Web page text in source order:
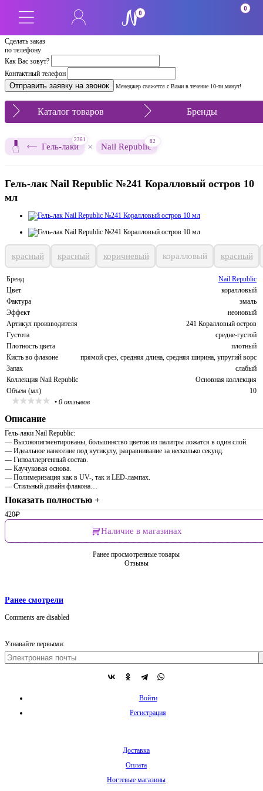
Сделать заказ
по телефону
Как Вас зовут?
Контактный телефон
Менеджер свяжется с Вами в течение 10-ти минут!
0
0
Каталог товаров Бренды
Гель-лаки
2361
× Nail Republic
82
Гель-лак Nail Republic №241 Коралловый остров 10
мл
красный красный коричневый коралловый красный
Бренд
Nail Republic
Цвет
коралловый
Фактура
эмаль
Эффект
неоновый
Артикул производителя
241 Коралловый остров
Густота
средне-густой
Плотность цвета
плотный
Кисть во флаконе
прямой срез, средняя длина, средняя ширина, упругий ворс
Запах
слабый
Коллекция Nail Republic
Основная коллекция
Объем (мл)
10
• 0 отзывов
Описание
Гель-лаки Nail Republic:
— Высокопигментированы, большинство цветов из палитры ложатся в один слой.
— Идеальное нанесение под кутикулу, разравнивание за несколько секунд.
— Гипоаллергенный состав.
— Каучуковая основа.
— Полимеризация как в UV-, так и LED-лампах.
— Стильный дизайн флакона…
Показать полностью +
420₽
Наличие в магазинах
Ранее просмотренные товары
Отзывы
Ранее смотрели
Comments are disabled
Узнавайте первыми:
Войти
Регистрация
Доставка
Оплата
Ногтевые магазины